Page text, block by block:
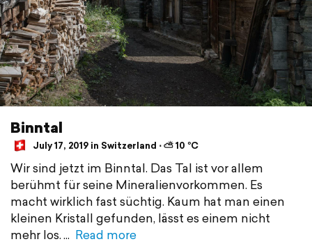
Binntal
July 17, 2019 in Switzerland ⋅ ⛅ 10 °C
Wir sind jetzt im Binntal. Das Tal ist vor allem
berühmt für seine Mineralienvorkommen. Es
macht wirklich fast süchtig. Kaum hat man einen
kleinen Kristall gefunden, lässt es einem nicht
mehr los.
Read more